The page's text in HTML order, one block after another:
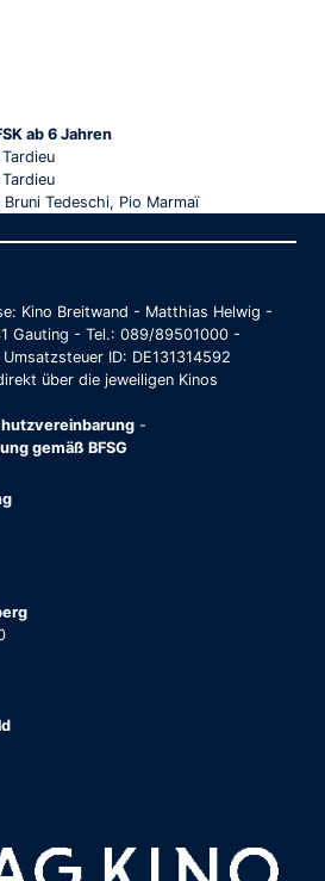
ab 6 Jahren
Bruni Tedeschi, Pio Marmaï
Kino Breitwand - Matthias Helwig -
Gauting - Tel.: 089/89501000 -
ID: DE131314592
über die jeweiligen Kinos
-
gemäß BFSG